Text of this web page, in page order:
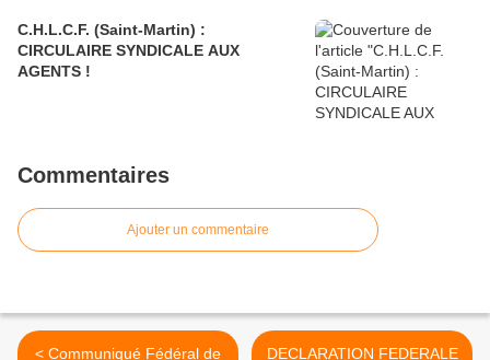
C.H.L.C.F. (Saint-Martin) :
CIRCULAIRE SYNDICALE AUX
AGENTS !
Commentaires
Ajouter un commentaire
< Communiqué Fédéral de
DECLARATION FEDERALE